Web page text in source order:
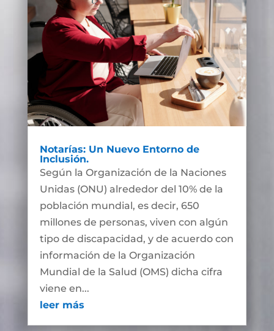
Notarías: Un Nuevo Entorno de
Inclusión.
Según la Organización de la Naciones
Unidas (ONU) alrededor del 10% de la
población mundial, es decir, 650
millones de personas, viven con algún
tipo de discapacidad, y de acuerdo con
información de la Organización
Mundial de la Salud (OMS) dicha cifra
viene en...
leer más